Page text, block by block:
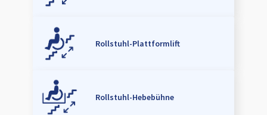
Rollstuhl-Plattformlift
Rollstuhl-Hebebühne